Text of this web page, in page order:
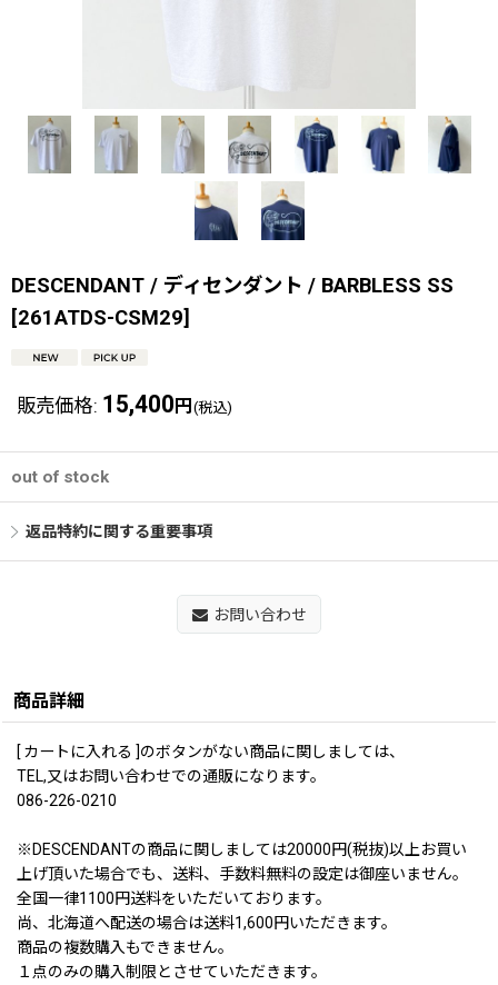
DESCENDANT / ディセンダント / BARBLESS SS
[261ATDS-CSM29]
販売価格: 15,400 円 (税込)
out of stock
返品特約に関する重要事項
お問い合わせ
商品詳細
[ カートに入れる ]のボタンがない商品に関しましては、
TEL,又はお問い合わせでの通販になります。
086-226-0210
※DESCENDANTの商品に関しましては20000円(税抜)以上お買い
上げ頂いた場合でも、送料、手数料無料の設定は御座いません。
全国一律1100円送料をいただいております。
尚、北海道へ配送の場合は送料1,600円いただきます。
商品の複数購入もできません。
１点のみの購入制限とさせていただきます。